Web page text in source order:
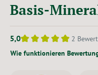
Basis-
5,0
Durchschnittliche
2
Wie funktionieren